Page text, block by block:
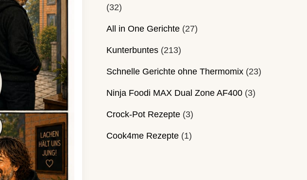
(32)
All in One Gerichte(27)
Kunterbuntes(213)
Schnelle Gerichte ohne Thermomix(23)
Ninja Foodi MAX Dual Zone AF400(3)
Crock-Pot Rezepte(3)
Cook4me Rezepte(1)